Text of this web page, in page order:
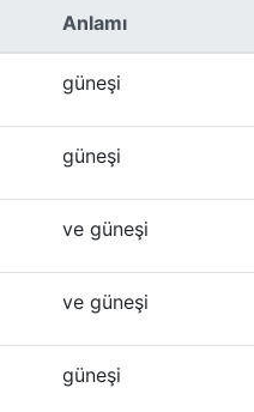
Anlamı
güneşi
güneşi
ve güneşi
ve güneşi
güneşi